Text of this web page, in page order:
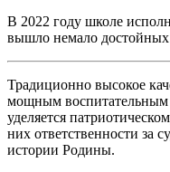
В 2022 году школе
вышло немало
Традиционно высокое
мощным
уделяется
них ответственности за
истории Родины.